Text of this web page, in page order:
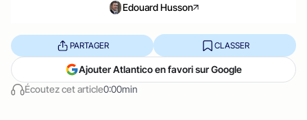
Edouard Husson
Écoutez cet article0:00min
PARTAGER CLASSER
Ajouter Atlantico en favori sur Google